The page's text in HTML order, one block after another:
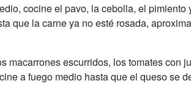
cocine el pavo, la cebolla, el
que la carne ya no esté rosada,
macarrones escurridos, los tomates con
a fuego medio hasta que el queso se